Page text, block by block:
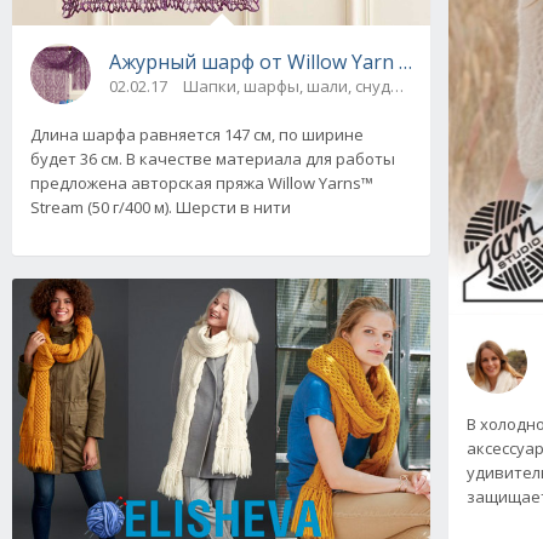
Ажурный шарф от Willow Yarn
02.02.17 Шапки, шарфы, шали, снуды и палантины
Длина шарфа равняется 147 см, по ширине
будет 36 см. В качестве материала для работы
предложена авторская пряжа Willow Yarns™
Stream (50 г/400 м). Шерсти в нити
В